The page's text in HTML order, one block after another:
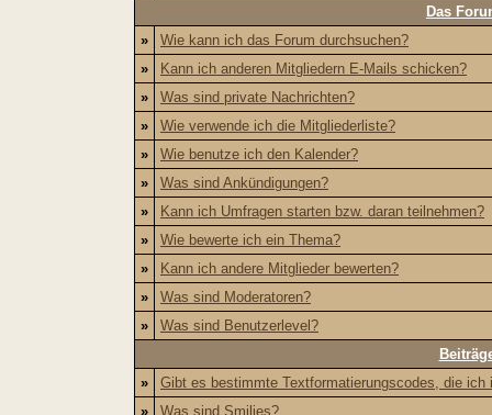
Das
»
Wie kann ich das Forum durchsuchen?
»
Kann ich anderen Mitgliedern E-Mails schicken?
»
Was sind private Nachrichten?
»
Wie verwende ich die Mitgliederliste?
»
Wie benutze ich den Kalender?
»
Was sind Ankündigungen?
»
Kann ich Umfragen starten bzw. daran teilnehmen?
»
Wie bewerte ich ein Thema?
»
Kann ich andere Mitglieder bewerten?
»
Was sind Moderatoren?
»
Was sind Benutzerlevel?
»
Gibt es bestimmte Textformatierungscodes, die ich
»
Was sind Smilies?